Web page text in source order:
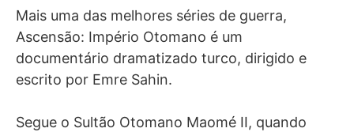
Mais uma das melhores séries de guerra,
Ascensão: Império Otomano é um
documentário dramatizado turco, dirigido e
escrito por Emre Sahin.
Segue o Sultão Otomano Maomé II, quando